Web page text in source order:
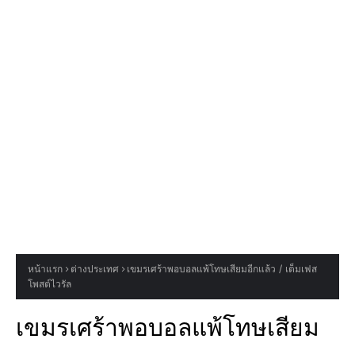
หน้าแรก ต่างประเทศ
เขมรเศร้าพอบอลแพ้โทษเสียมอีกแล้ว / เต็มเฟส
โพสต์ไวรัล
เขมรเศร้าพอบอลแพ้โทษเสียม